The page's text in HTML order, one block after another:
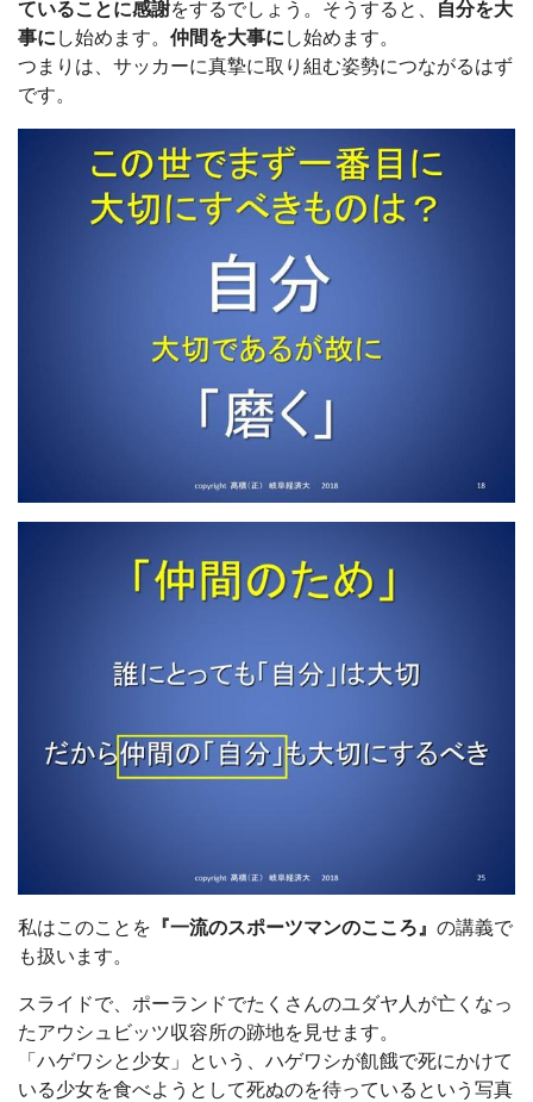
ていることに感謝をするでしょう。そうすると、
自分を大
事に し始めます。 仲間を大事に し始めます。
つまりは、サッカーに真摯に取り組む姿勢につながるはず
です。
私はこのことを 『一流のスポーツマンのこころ』 の講義で
も扱います。
スライドで、ポーランドでたくさんのユダヤ人が亡くなっ
たアウシュビッツ収容所の跡地を見せます。
「ハゲワシと少女」という、ハゲワシが飢餓で死にかけて
いる少女を食べようとして死ぬのを待っているという写真